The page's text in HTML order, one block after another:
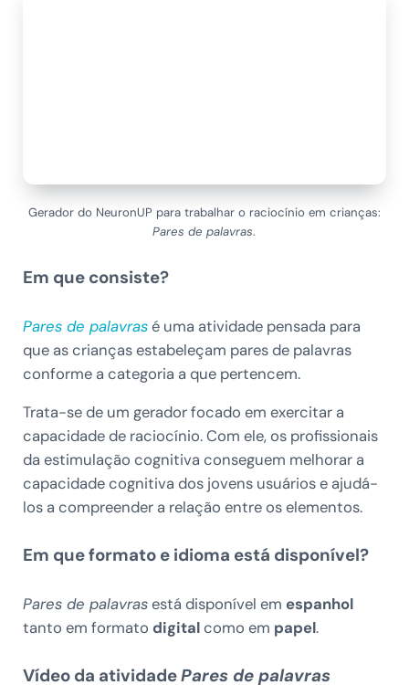
Gerador do NeuronUP para trabalhar o raciocínio em crianças:
Pares de palavras.
Em que consiste?
Pares de palavrasé uma atividade pensada para
que as crianças estabeleçam pares de palavras
conforme a categoria a que pertencem.
Trata-se de um gerador focado em exercitar a
capacidade de raciocínio. Com ele, os profissionais
da estimulação cognitiva conseguem melhorar a
capacidade cognitiva dos jovens usuários e ajudá-
los a compreender a relação entre os elementos.
Em que formato e idioma está disponível?
Pares de palavrasestá disponível em espanhol
tanto em formato digitalcomo em papel.
Vídeo da atividadePares de palavras